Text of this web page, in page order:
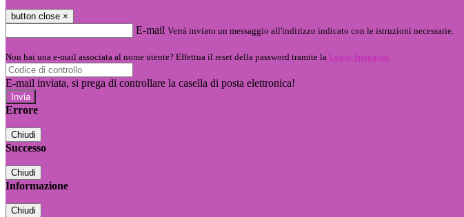
button close ×
E-mail Verrà inviato un messaggio all'indirizzo indicato con le istruzioni necessarie.
Non hai una e-mail associata al nome utente? Effettua il reset della password tramite la Login Spaggiari
E-mail inviata, si prega di controllare la casella di posta elettronica!
Errore
Chiudi
Successo
Chiudi
Informazione
Chiudi